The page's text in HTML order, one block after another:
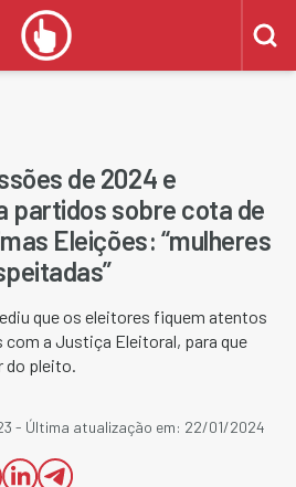
de 2024 e
partidos sobre cota de
Eleições: “mulheres
que os eleitores fiquem atentos
com a Justiça Eleitoral, para que
do pleito.
- Última atualização em: 22/01/2024